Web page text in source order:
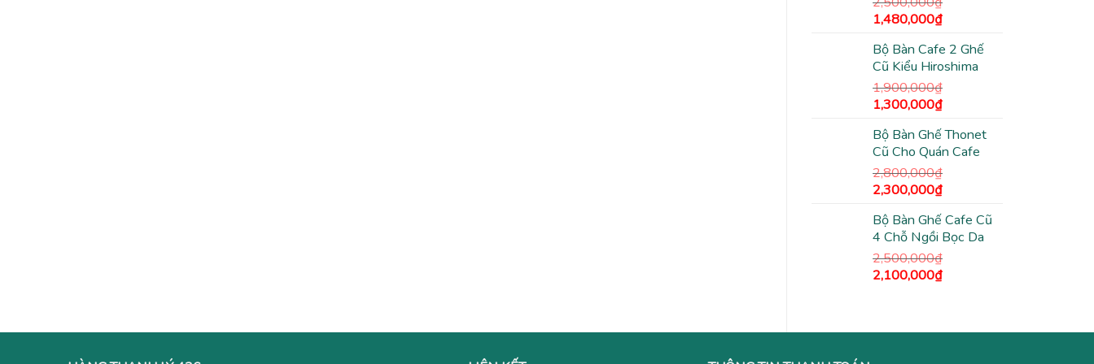
Giá
là:
2,500,000₫.
1,480,000₫Giá
tại
là:
1,480,000₫.
Bộ Bàn Cafe 2 Ghế
Cũ Kiểu Hiroshima
1,900,000₫
Giá
là:
1,900,000₫.
1,300,000₫Giá
tại
là:
1,300,000₫.
Bộ Bàn Ghế Thonet
Cũ Cho Quán Cafe
2,800,000₫
Giá
là:
2,800,000₫.
2,300,000₫Giá
tại
là:
2,300,000₫.
Bộ Bàn Ghế Cafe Cũ
4 Chỗ Ngồi Bọc Da
2,500,000₫
Giá
2,100,000₫Giá